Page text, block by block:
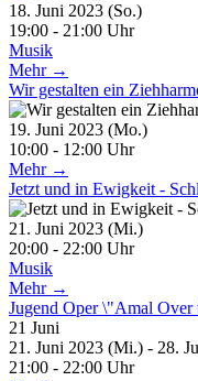
18. Juni 2023 (So.)
19:00 - 21:00 Uhr
Musik
Mehr →
Wir gestalten ein
19. Juni 2023 (Mo.)
10:00 - 12:00 Uhr
Mehr →
Jetzt und in Ewigkeit -
21. Juni 2023 (Mi.)
20:00 - 22:00 Uhr
Musik
Mehr →
Jugend Oper \"Amal
21 Juni
21. Juni 2023 (Mi.) - 28.
21:00 - 22:00 Uhr